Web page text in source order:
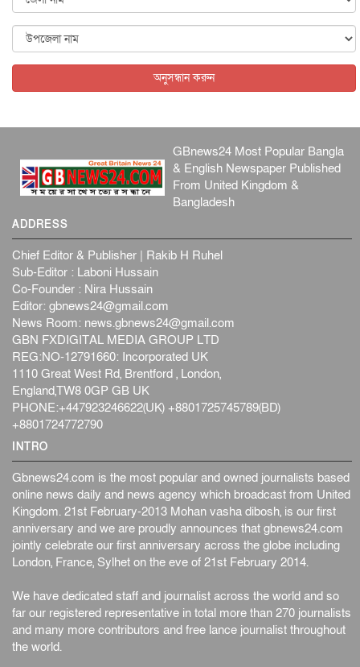
আন্তর্জাতিক ৫ আগস্ট, ২০২৬
অনুসন্ধান করুন
GBnews24 Most Popular Bangla
& English Newspaper Published
From United Kingdom &
Bangladesh
ADDRESS
Chief Editor & Publisher | Rakib H Ruhel
Sub-Editor : Laboni Hussain
Co-Founder : Nira Hussain
Editor: gbnews24@gmail.com
News Room: news.gbnews24@gmail.com
GBN FXDIGITAL MEDIA GROUP LTD
REG:NO-12791660: Incorporated UK
1110 Great West Rd, Brentford , London,
England,TW8 0GP GB UK
PHONE:+447923246622(UK) +8801725745789(BD)
+8801724772790
INTRO
Gbnews24.com is the most popular and owned journalists based
online news daily and news agency which broadcast from United
Kingdom. 21st February-2013 Mohan vasha dibosh, is our first
anniversary and we are proudly announces that gbnews24.com
jointly celebrate our first anniversary across the globe including
London, France, Sylhet on the eve of 21st February 2014.
We have dedicated staff and journalist across the world and so
far our registered representative in total more than 270 journalists
and many more contributors and free lance journalist throughout
the world.